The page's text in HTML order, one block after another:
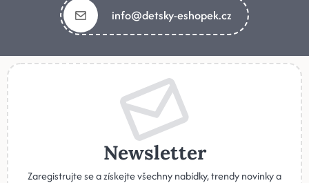
info@detsky-eshopek.cz
Newsletter
Zaregistrujte se a získejte všechny nabídky, trendy novinky a